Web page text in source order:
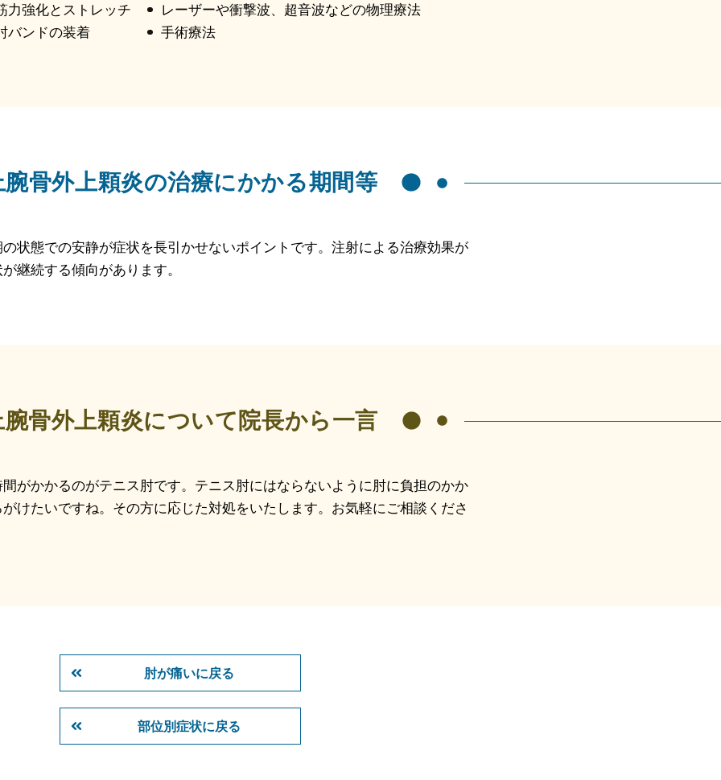
力強化とストレッチ
バンドの装着
レーザーや衝撃波、超音波などの物理療法
手術療法
腕骨外上顆炎の治療にかかる期間等
状態での安静が症状を長引かせないポイントです。注射による治療効果が
継続する傾向があります。
腕骨外上顆炎について院長から一言
がかかるのがテニス肘です。テニス肘にはならないように肘に負担のかか
けたいですね。その方に応じた対処をいたします。お気軽にご相談くださ
肘が痛いに戻る
部位別症状に戻る